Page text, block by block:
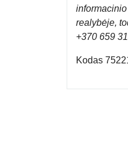
realybėje,
+370 659
Kodas